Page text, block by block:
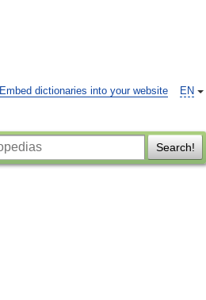
EN
Embed dictionaries into your website
Search!